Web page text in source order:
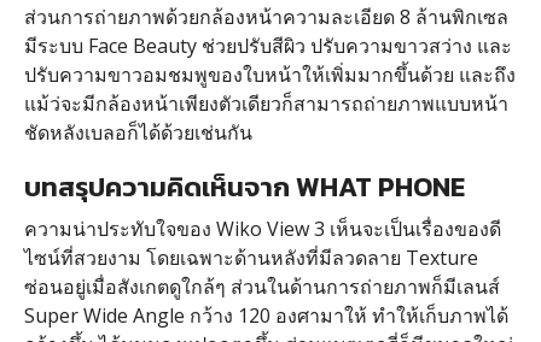
ส่วนการถ่ายภาพด้วยกล้องหน้าความละเอียด 8 ล้านพิกเซล
มีระบบ Face Beauty ช่วยปรับสีผิว ปรับความขาวสว่าง และ
ปรับความขาวอมชมพูของใบหน้าให้เพิ่มมากขึ้นด้วย และถึง
แม้ว่จะมีกล้องหน้าเพียงตัวเดียวก็สามารถถ่ายภาพแบบหน้า
ชัดหลังเบลอก็ได้ด้วยเช่นกัน
บทสรุปความคิดเห็นจาก WHAT PHONE
ความน่าประทับใจของ Wiko View 3 เห็นจะเป็นเรื่องของดี
ไซน์ที่สวยงาม โดยเฉพาะด้านหลังที่มีลวดลาย Texture
ซ่อนอยู่เมื่อสังเกตดูใกล้ๆ ส่วนในด้านการถ่ายภาพก็มีเลนส์
Super Wide Angle กว้าง 120 องศามาให้ ทำให้เก็บภาพได้